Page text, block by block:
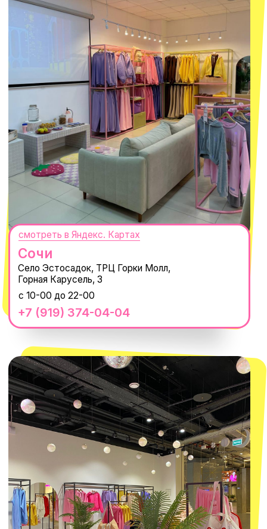
ИП Проворный Алексей Алексеевич
ИНН 667114098580
ОГРНИП 320665800076581
WhatsApp
8 800 550-06-92
macrocosm_store@mail.ru
КОНТАКТЫ
Оплата долями
Size guide
Обмен и возврат
Доставка и оплата
Вакансии
Реквизиты
Магазины
Наши путешествия
Наши проекты
Новости
Каталог
О КОМПАНИИ
© 2021-2025 Macrocosm ®
Нажимая "Подписаться", вы соглашаетесь с Политикой обработки
Согласием на рассылку электронных
ПОДПИСАТЬСЯ
@MACROCOSM_STORE
MACROCOSM
300 000+ подписчиков
14'000+ подписчиков в нашем Telegram-канале
Оферта
Пользовательское соглашение
Политика обработки персональных
данных